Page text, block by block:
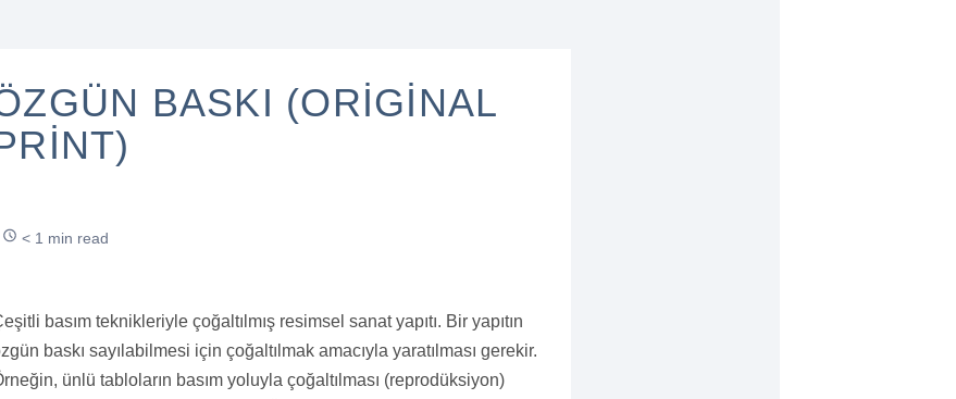
BASKI (ORIGINAL
< 1 min read
basım teknikleriyle çoğaltılmış resimsel sanat yapıtı. Bir yapıtın
baskı sayılabilmesi için çoğaltılmak amacıyla yaratılması gerekir.
ünlü tabloların basım yoluyla çoğaltılması (reprodüksiyon)